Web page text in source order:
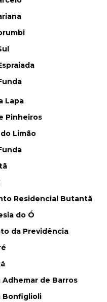
Lapa
Pinheiros
do Limão
Residencial Butantã
do Ó
da Previdência
Adhemar de Barros
Bonfiglioli